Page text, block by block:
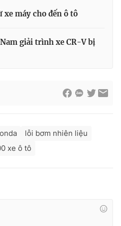
báo điện tử số 483/GP-BTTTT
- 024.38 355 932
xe máy cho đến ô tô
giải trình xe CR-V bị
lỗi bơm nhiên liệu
xe ô tô